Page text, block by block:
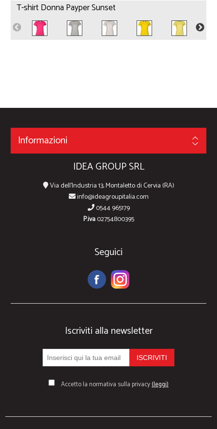
T-shirt Donna Payper Sunset
Informazioni
IDEA GROUP SRL
Via dell'Industria 13, Montaletto di Cervia (RA)
info@ideagroupitalia.com
0544 965179
P.iva02754800395
Seguici
Iscriviti alla newsletter
Accetto la normativa sulla privacy(leggi)